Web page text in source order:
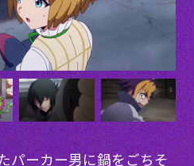
パーカー男に鍋をごちそ